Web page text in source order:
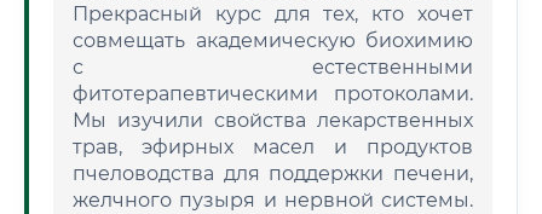
Прекрасный курс для тех, кто хочет
совмещать академическую биохимию
с естественными
фитотерапевтическими протоколами.
Мы изучили свойства лекарственных
трав, эфирных масел и продуктов
пчеловодства для поддержки печени,
желчного пузыря и нервной системы.